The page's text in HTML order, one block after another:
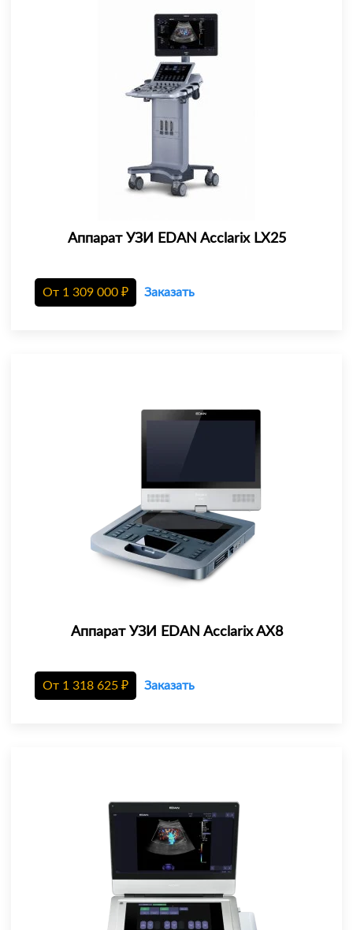
Аппарат УЗИ EDAN Acclarix LX25
От 1 309 000 ₽ Заказать
Аппарат УЗИ EDAN Acclarix AX8
От 1 318 625 ₽ Заказать